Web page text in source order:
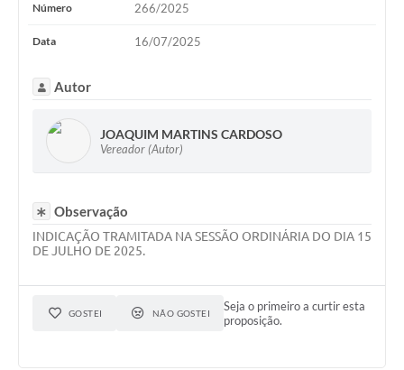
FAQ / Perguntas e Respostas Frequentes
Número 266/2025
Data 16/07/2025
Autor
JOAQUIM MARTINS CARDOSO
Vereador (Autor)
Observação
INDICAÇÃO TRAMITADA NA SESSÃO ORDINÁRIA DO DIA 15
DE JULHO DE 2025.
GOSTEI NÃO GOSTEI
Seja o primeiro a curtir esta
proposição.